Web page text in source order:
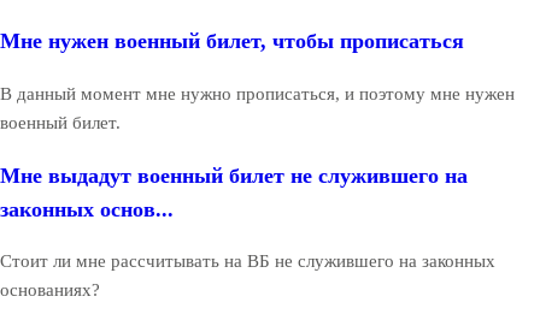
Мне нужен военный билет, чтобы прописаться
В данный момент мне нужно прописаться, и поэтому мне нужен
военный билет.
Мне выдадут военный билет не служившего на
законных основ...
Стоит ли мне рассчитывать на ВБ не служившего на законных
основаниях?